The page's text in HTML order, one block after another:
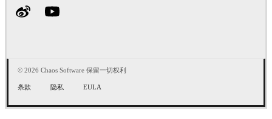
© 2026 Chaos Software 保留一切权利
条款 隐私 EULA